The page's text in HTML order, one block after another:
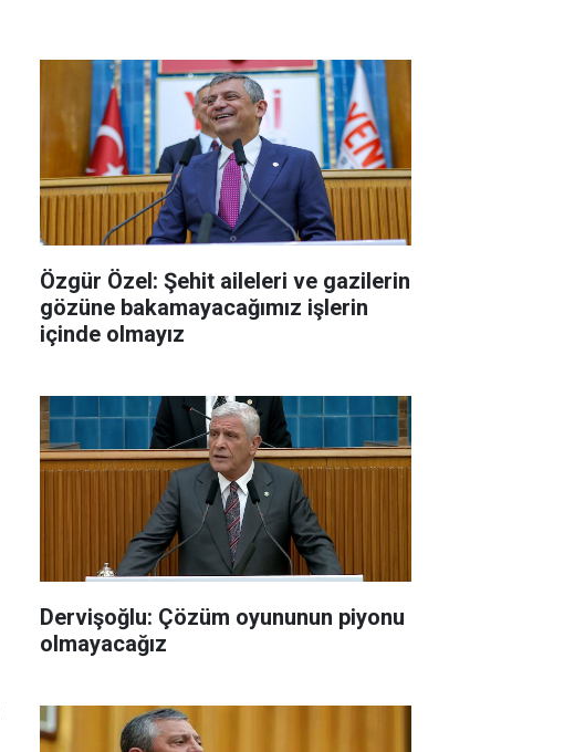
Özgür Özel: Şehit aileleri ve gazilerin
gözüne bakamayacağımız işlerin
içinde olmayız
Dervişoğlu: Çözüm oyununun piyonu
olmayacağız